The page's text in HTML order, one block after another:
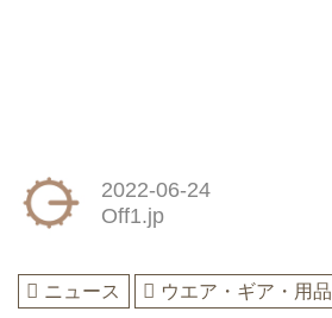
2022-06-24
Off1.jp
ニュース ウエア・ギア・用品